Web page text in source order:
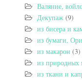
Валяние,
Декупаж (9)
из бисера и
из бумаги,
из макарон (3)
из природных
из ткани и